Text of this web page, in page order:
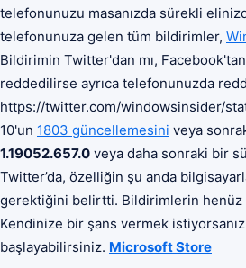
telefonunuzu masanızda sürekli
telefonunuza gelen tüm bildirimler,
Bildirimin Twitter'dan mı,
reddedilirse ayrıca telefonunuzda
https://twitter.com/windowsinsider/
10'un 1803 güncellemesini veya
1.19052.657.0 veya daha sonraki bir
Twitter’da, özelliğin şu anda
gerektiğini belirtti. Bildirimlerin henüz
Kendinize bir şans vermek
başlayabilirsiniz. Microsoft Store